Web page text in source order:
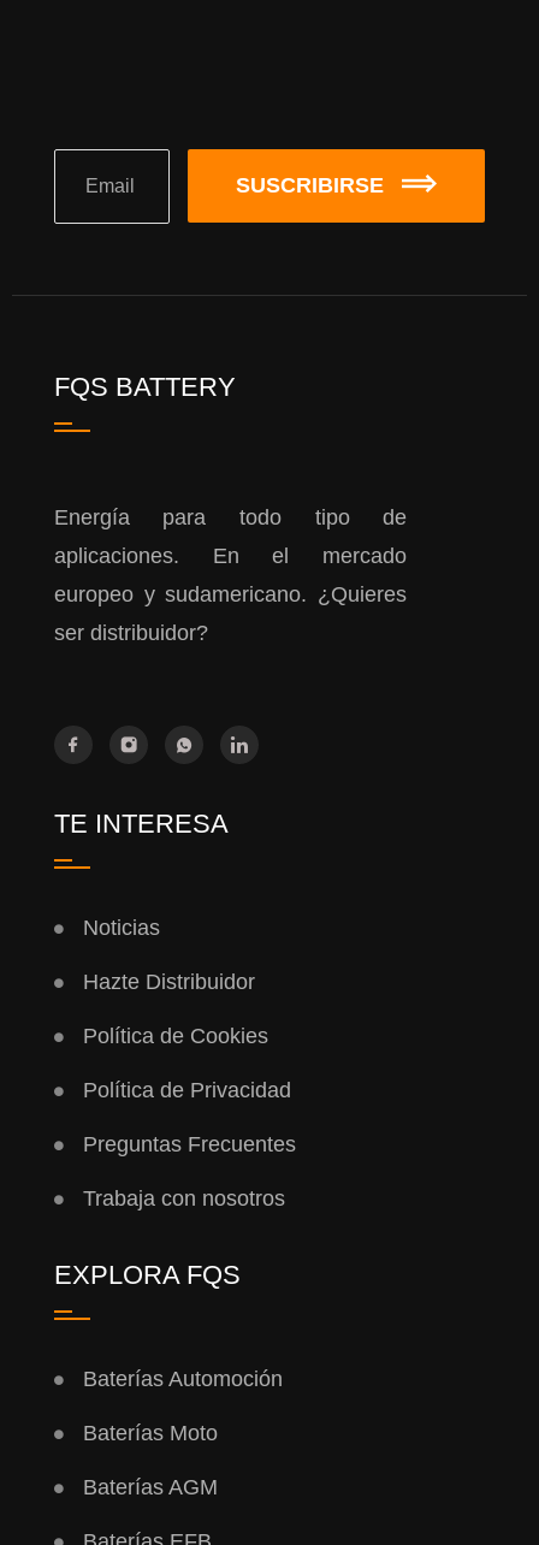
SUSCRIBIRSE
FQS BATTERY
Energía para todo tipo de
aplicaciones. En el mercado
europeo y sudamericano. ¿Quieres
ser distribuidor?
TE INTERESA
Noticias
Hazte Distribuidor
Política de Cookies
Política de Privacidad
Preguntas Frecuentes
Trabaja con nosotros
EXPLORA FQS
Baterías Automoción
Baterías Moto
Baterías AGM